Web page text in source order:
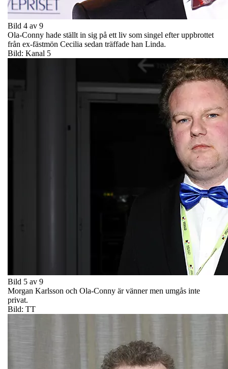
Bild 4 av 9
Ola-Conny hade ställt in sig på ett liv som singel efter uppbrottet
från ex-fästmön Cecilia sedan träffade han Linda.
Bild: Kanal 5
Bild 5 av 9
Morgan Karlsson och Ola-Conny är vänner men umgås inte
privat.
Bild: TT